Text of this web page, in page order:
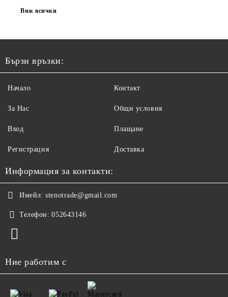
Виж всички
Бързи връзки:
Начало
За Нас
Вход
Регистрация
Контакт
Общи условия
Плащане
Доставка
Информация за контакти:
Имейл: stenotrade@gmail.com
Телефон: 052643146
Ние работим с